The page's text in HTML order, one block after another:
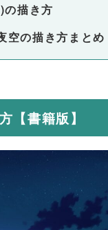
の描き方
空の描き方まとめ
【書籍版】